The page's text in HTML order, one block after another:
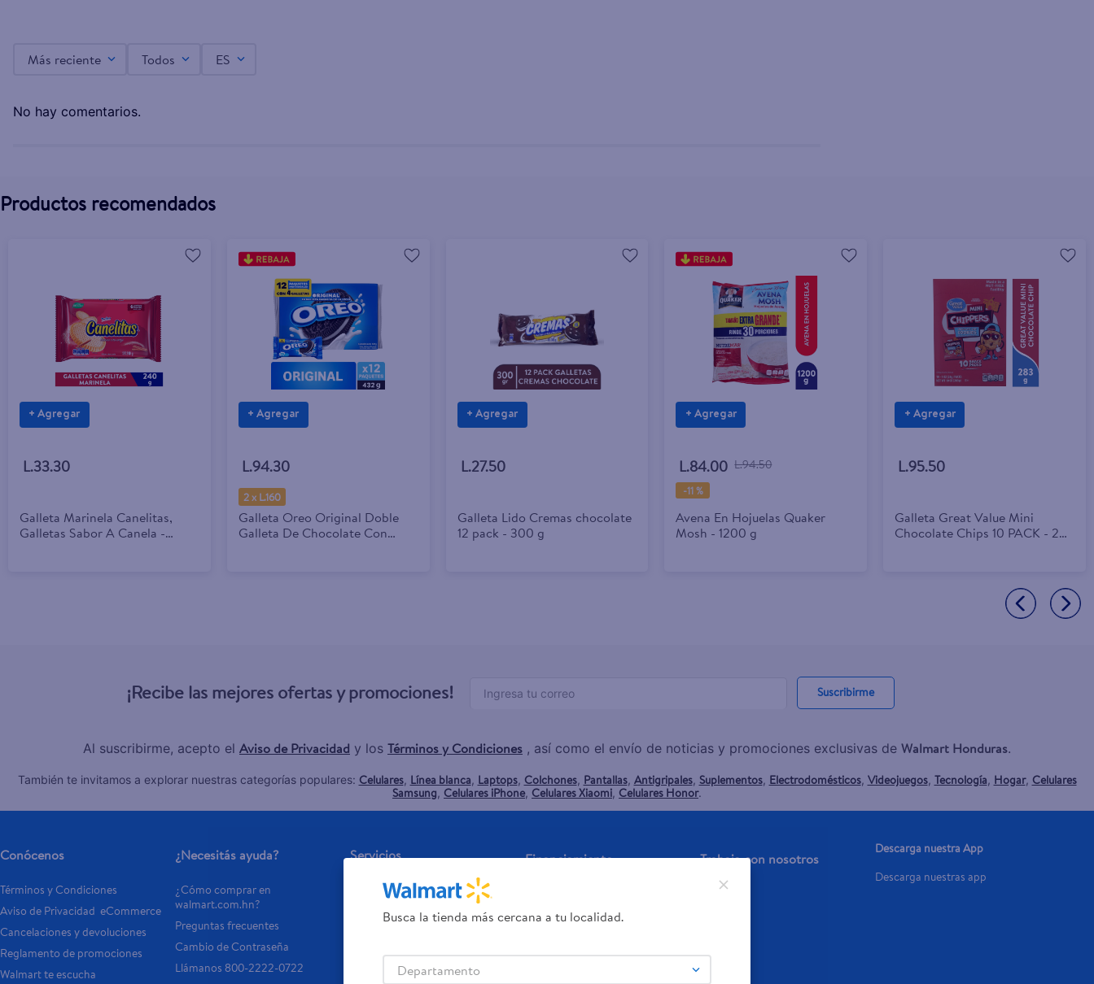
Galleta Rellena Dino Chocolate Wm - 256 g
Más reciente Todos ES
No hay comentarios.
Productos recomendados
+ Agregar
L.33.30
Galleta Marinela Canelitas,
Galletas Sabor A Canela -
+ Agregar
L.94.30
2 x L.160
Galleta Oreo Original Doble
Galleta De Chocolate Con
+ Agregar
L.27.50
Galleta Lido Cremas chocolate
12 pack - 300 g
+ Agregar
L.84.00 L.94.50
-11 %
Avena En Hojuelas Quaker
Mosh - 1200 g
+ Agregar
L.95.50
Galleta Great Value Mini
Chocolate Chips 10 PACK - 283
¡Recibe las mejores ofertas y promociones! Suscribirme
Al suscribirme, acepto el Aviso de Privacidad y los Términos y Condiciones , así como el envío de noticias y promociones exclusivas de Walmart Honduras.
También te invitamos a explorar nuestras categorías populares: Celulares, Línea blanca, Laptops, Colchones, Pantallas, Antigripales, Suplementos, Electrodomésticos, Videojuegos, Tecnología, Hogar, Celulares
Samsung, Celulares iPhone, Celulares Xiaomi, Celulares Honor.
Conócenos
Términos y Condiciones
Aviso de Privacidad  eCommerce
Cancelaciones y devoluciones
Reglamento de promociones
Walmart te escucha
¿Necesitás ayuda?
¿Cómo comprar en
walmart.com.hn?
Preguntas frecuentes
Cambio de Contraseña
Llámanos 800-2222-0722
Servicios
Tarjeta de regalo
Otros servicios:
- Pagos de servicios
Financiamiento Trabaja con nosotros
Descarga nuestra App
Descarga nuestras app
Busca la tienda más cercana a tu localidad.
Departamento